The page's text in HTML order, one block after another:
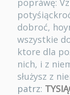
popráwę:
dobroć,
wszystkie
ktore dla
nich, i z
służysz z
patrz: